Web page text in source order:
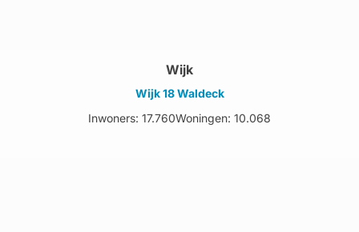
Wijk
Wijk 18 Waldeck
Inwoners: 17.760Woningen: 10.068